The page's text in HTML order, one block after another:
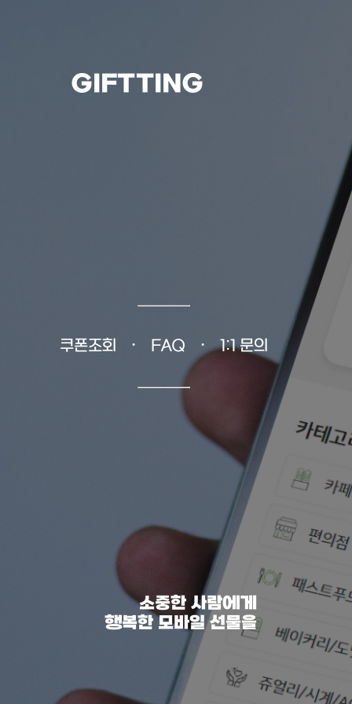
GIFTTING
쿠폰조회 • FAQ • 1:1 문의
소중한 사람에게
행복한 모바일 선물을